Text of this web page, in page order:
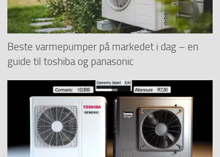
Beste varmepumper på markedet i dag – en
guide til toshiba og panasonic